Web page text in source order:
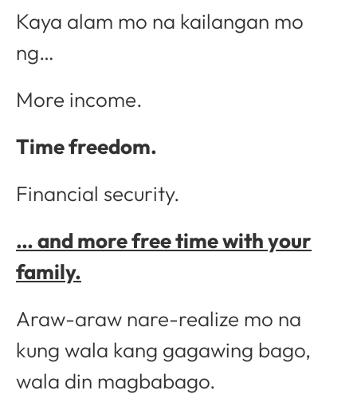
Kaya alam mo na kailangan mo
ng…
More income.
Time freedom.
Financial security.
… and more free time with your
family.
Araw-araw nare-realize mo na
kung wala kang gagawing bago,
wala din magbabago.